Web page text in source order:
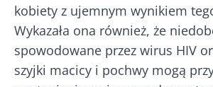
kobiety z ujemnym wynikiem
Wykazała ona również, że
spowodowane przez wirus HIV
szyjki macicy i pochwy mogą